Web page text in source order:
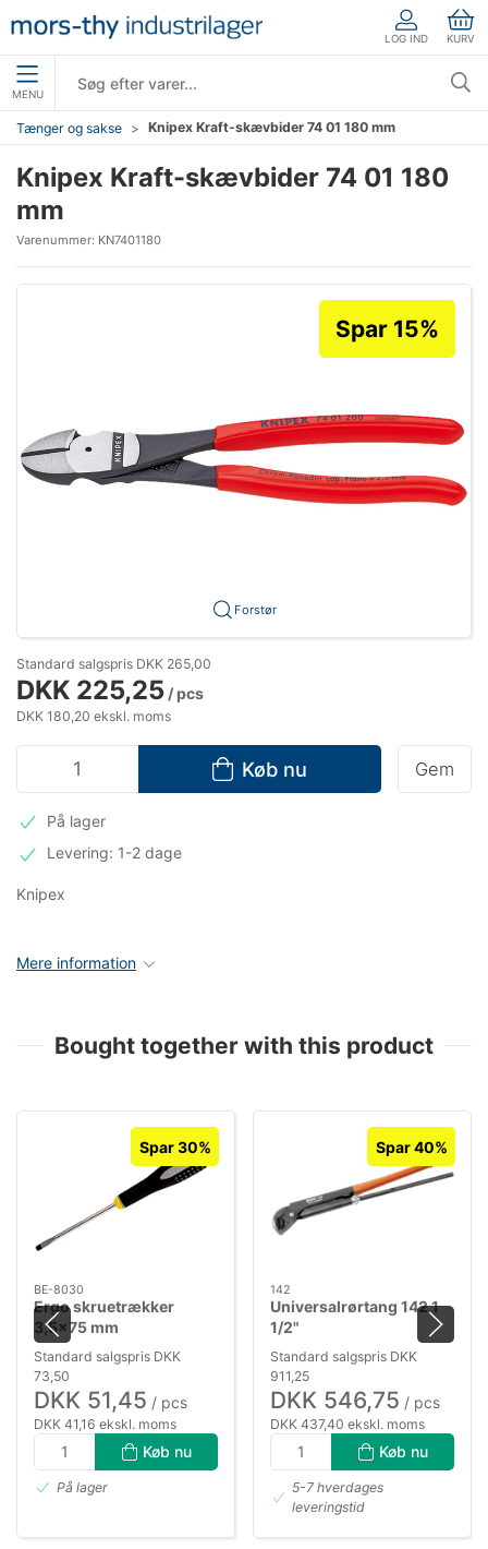
LOG IND KURV
MENU
Tænger og sakse Knipex Kraft-skævbider 74 01 180 mm
Knipex Kraft-skævbider 74 01 180
mm
Varenummer: KN7401180
Forstør
Spar 15%
Standard salgspris DKK 265,00
DKK 225,25 / pcs
DKK 180,20 ekskl. moms
Køb nu Gem
På lager
Levering: 1-2 dage
Knipex
Mere information
Bought together with this product
Spar 30%
BE-8030
Ergo skruetrækker
3,5×75 mm
Standard salgspris DKK
73,50
DKK 51,45 / pcs
DKK 41,16 ekskl. moms
Køb nu
På lager
Spar 40%
142
Universalrørtang 142 1
1/2"
Standard salgspris DKK
911,25
DKK 546,75 / pcs
DKK 437,40 ekskl. moms
Køb nu
5-7 hverdages
leveringstid